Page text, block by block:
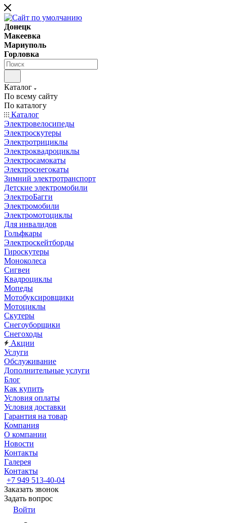
Донецк
Макеевка
Мариуполь
Горловка
Каталог
По всему сайту
По каталогу
Каталог
Электровелосипеды
Электроскутеры
Электротрициклы
Электроквадроциклы
Электросамокаты
Электроснегокаты
Зимний электротранспорт
Детские электромобили
ЭлектроБагги
Электромобили
Электромотоциклы
Для инвалидов
Гольфкары
Электроскейтборды
Гироскутеры
Моноколеса
Сигвеи
Квадроциклы
Мопеды
Мотобуксировщики
Мотоциклы
Скутеры
Снегоуборщики
Снегоходы
Акции
Услуги
Обслуживание
Дополнительные услуги
Блог
Как купить
Условия оплаты
Условия доставки
Гарантия на товар
Компания
О компании
Новости
Контакты
Галерея
Контакты
+7 949 513-40-04
Заказать звонок
Задать вопрос
Войти